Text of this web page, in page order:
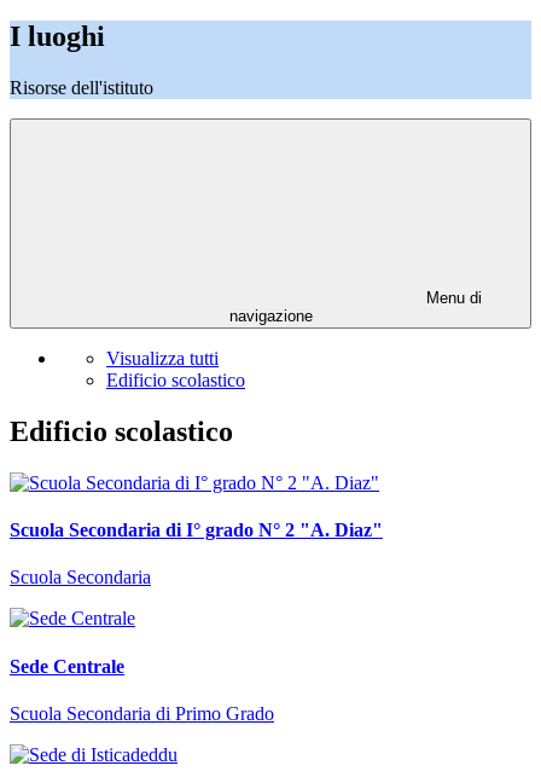
I luoghi
Risorse dell'istituto
Menu di
navigazione
Visualizza tutti
Edificio scolastico
Edificio scolastico
Scuola Secondaria di I° grado N° 2 "A. Diaz"
Scuola Secondaria
Sede Centrale
Scuola Secondaria di Primo Grado